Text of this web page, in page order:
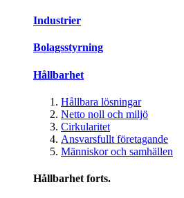
Industrier
Bolagsstyrning
Hållbarhet
Hållbara lösningar
Netto noll och miljö
Cirkularitet
Ansvarsfullt företagande
Människor och samhällen
Hållbarhet forts.